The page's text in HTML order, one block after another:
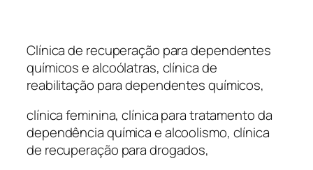
Clínica de recuperação para dependentes
químicos e alcoólatras, clínica de
reabilitação para dependentes químicos,
clínica feminina, clínica para tratamento da
dependência química e alcoolismo, clínica
de recuperação para drogados,